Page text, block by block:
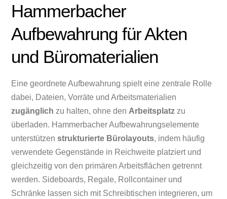
Hammerbacher
Aufbewahrung für Akten
und Büromaterialien
Eine geordnete Aufbewahrung spielt eine zentrale Rolle
dabei, Dateien, Vorräte und Arbeitsmaterialien
zugänglich zu halten, ohne den Arbeitsplatz zu
überladen. Hammerbacher Aufbewahrungselemente
unterstützenstrukturierte Bürolayouts, indem häufig
verwendete Gegenstände in Reichweite platziert und
gleichzeitig von den primären Arbeitsflächen getrennt
werden. Sideboards, Regale, Rollcontainer und
Schränke lassen sich mit Schreibtischen integrieren, um